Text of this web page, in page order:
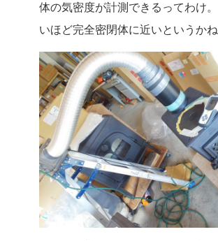
体の気密度が計測できるってわけ
いほど完全密閉体に近いというかね